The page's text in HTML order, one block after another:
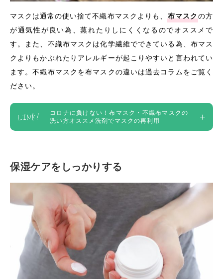
マスクは通常の使い捨て不織布マスクよりも、 布マスク の方
が通気性が良い為、蒸れたりしにくくなるのでオススメで
す。また、不織布マスクは化学繊維でできている為、布マス
クよりもかぶれたりアレルギーが起こりやすいと言われてい
ます。不織布マスクを布マスクの違いは過去コラムをご覧く
ださい。
コロナに負けない！布マスク・不織布マスクの
洗い方オススメ洗剤でマスクの再利用
保湿ケアをしっかりする